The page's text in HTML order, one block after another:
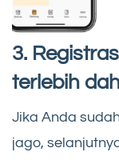
3.
terlebih
Jika Anda
jago,